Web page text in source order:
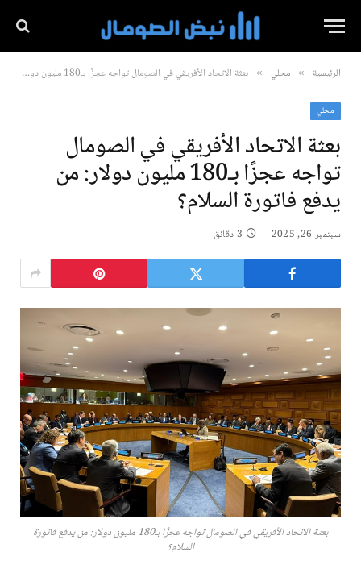
الرئيسية » محلي » بعثة الاتحاد الأفريقي في الصومال تواجه عجزًا بـ180 مليون دولار: من يدفع فاتورة السلام؟
محلي
بعثة الاتحاد الأفريقي في الصومال
تواجه عجزًا بـ180 مليون دولار: من
يدفع فاتورة السلام؟
سبتمبر 26, 2025 3 دقائق
بعثة الاتحاد الأفريقي في الصومال تواجه عجزًا بـ180 مليون دولار: من يدفع فاتورة
السلام؟